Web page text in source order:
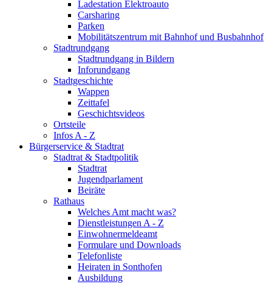
Ladestation Elektroauto
Carsharing
Parken
Mobilitätszentrum mit Bahnhof und Busbahnhof
Stadtrundgang
Stadtrundgang in Bildern
Inforundgang
Stadtgeschichte
Wappen
Zeittafel
Geschichtsvideos
Ortsteile
Infos A - Z
Bürgerservice & Stadtrat
Stadtrat & Stadtpolitik
Stadtrat
Jugendparlament
Beiräte
Rathaus
Welches Amt macht was?
Dienstleistungen A - Z
Einwohnermeldeamt
Formulare und Downloads
Telefonliste
Heiraten in Sonthofen
Ausbildung